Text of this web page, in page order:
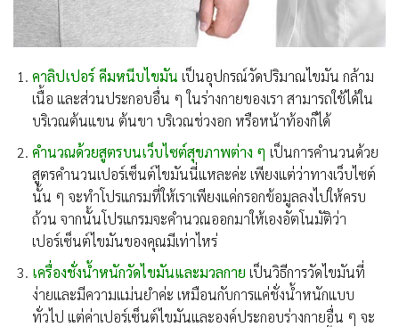
คาลิปเปอร์ คีมหนีบไขมัน เป็นอุปกรณ์วัดปริมาณไขมัน กล้าม
เนื้อ และส่วนประกอบอื่น ๆ ในร่างกายของเรา สามารถใช้ได้ใน
บริเวณต้นแขน ต้นขา บริเวณช่วงอก หรือหน้าท้องก็ได้
คำนวณด้วยสูตรบนเว็บไซต์สุขภาพต่าง ๆ เป็นการคำนวนด้วย
สูตรคำนวนเปอร์เซ็นต์ไขมันนี่แหละค่ะ เพียงแต่ว่าทางเว็บไซต์
นั้น ๆ จะทำโปรแกรมที่ให้เราเพียงแค่กรอกข้อมูลลงไปให้ครบ
ถ้วน จากนั้นโปรแกรมจะคำนวณออกมาให้เองอัตโนมัติว่า
เปอร์เซ็นต์ไขมันของคุณมีเท่าไหร่
เครื่องชั่งน้ำหนักวัดไขมันและมวลกาย เป็นวิธีการวัดไขมันที่
ง่ายและมีความแม่นยำค่ะ เหมือนกับการแค่ชั่งน้ำหนักแบบ
ทั่วไป แต่ค่าเปอร์เซ็นต์ไขมันและองค์ประกอบร่างกายอื่น ๆ จะ